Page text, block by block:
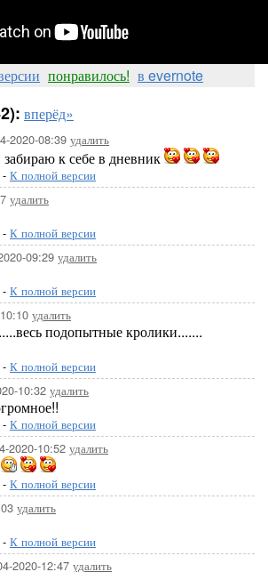
понравилось! в evernote
вперёд»
2020-08:39 удалить
к себе в дневник
- К полной версии
удалить
- К полной версии
09:29 удалить
- К полной версии
удалить
подопытные кролики.......
- К полной версии
10:32 удалить
- К полной версии
2020-10:52 удалить
- К полной версии
удалить
- К полной версии
2020-12:47 удалить